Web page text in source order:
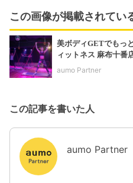
この画像が掲載されてい
美ボディGETでもっ
ィットネス 麻布十番
aumo Partner
この記事を書いた人
aumo Partner